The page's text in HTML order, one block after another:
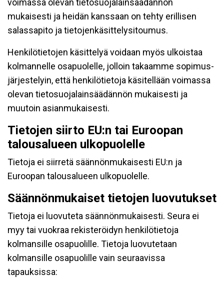
voimassa olevan tietosuojalainsäädännön
mukaisesti ja heidän kanssaan on tehty erillisen
salassapito ja tietojenkäsittelysitoumus.
Henkilötietojen käsittelyä voidaan myös ulkoistaa
kolmannelle osapuolelle, jolloin takaamme sopimus-
järjestelyin, että henkilötietoja käsitellään voimassa
olevan tietosuojalainsäädännön mukaisesti ja
muutoin asianmukaisesti.
Tietojen siirto EU:n tai Euroopan
talousalueen ulkopuolelle
Tietoja ei siirretä säännönmukaisesti EU:n ja
Euroopan talousalueen ulkopuolelle.
Säännönmukaiset tietojen luovutukset
Tietoja ei luovuteta säännönmukaisesti. Seura ei
myy tai vuokraa rekisteröidyn henkilötietoja
kolmansille osapuolille. Tietoja luovutetaan
kolmansille osapuolille vain seuraavissa
tapauksissa: